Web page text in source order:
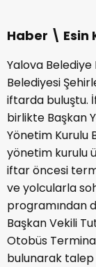
Haber \ Esin
Yalova
Belediyesi
iftarda buluştu.
birlikte Başkan
Yönetim Kurulu
yönetim kurulu
iftar öncesi
ve yolcularla
programından
Başkan Vekili
Otobüs
bulunarak talep